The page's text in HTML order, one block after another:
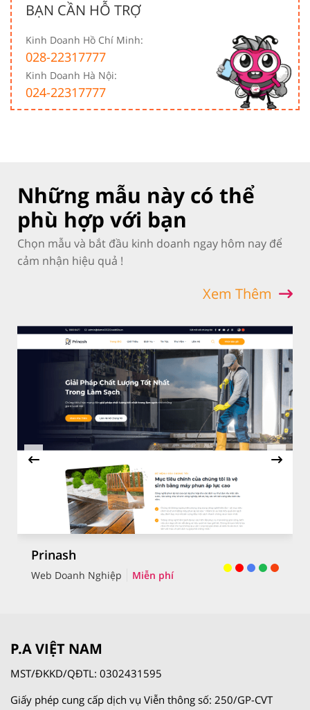
BẠN CẦN HỖ TRỢ
Kinh Doanh Hồ Chí Minh:
028-22317777
Kinh Doanh Hà Nội:
024-22317777
Những mẫu này có thể
phù hợp với bạn
Chọn mẫu và bắt đầu kinh doanh ngay hôm nay để
cảm nhận hiệu quả !
Xem Thêm
Prinash
Web Doanh Nghiệp Miễn phí
P.A VIỆT NAM
MST/ĐKKD/QĐTL: 0302431595
Giấy phép cung cấp dịch vụ Viễn thông số: 250/GP-CVT